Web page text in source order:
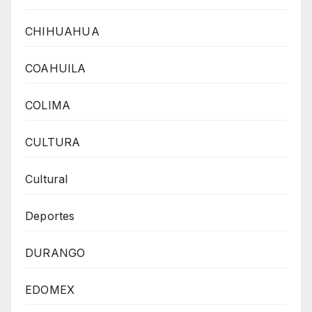
CHIHUAHUA
COAHUILA
COLIMA
CULTURA
Cultural
Deportes
DURANGO
EDOMEX